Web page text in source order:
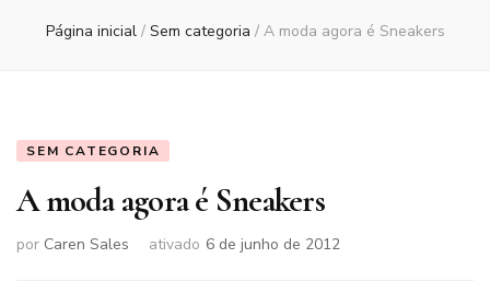
Página inicial / Sem categoria / A moda agora é Sneakers
SEM CATEGORIA
A moda agora é Sneakers
por Caren Sales ativado 6 de junho de 2012